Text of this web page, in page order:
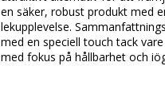
en säker, robust produkt med
lekupplevelse.
med en speciell touch tack
med fokus på hållbarhet och